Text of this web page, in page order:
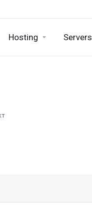
Hosting Servers